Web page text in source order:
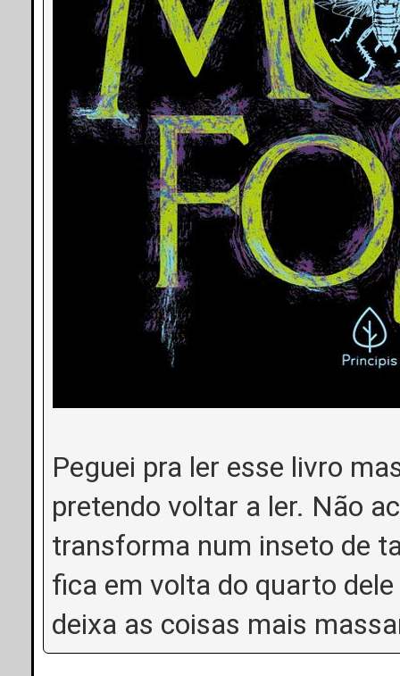
Peguei pra ler esse livro
pretendo voltar a ler. Não
transforma num inseto de
fica em volta do quarto
deixa as coisas mais